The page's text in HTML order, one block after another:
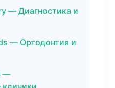
— Диагностика и
— Ортодонтия и
—